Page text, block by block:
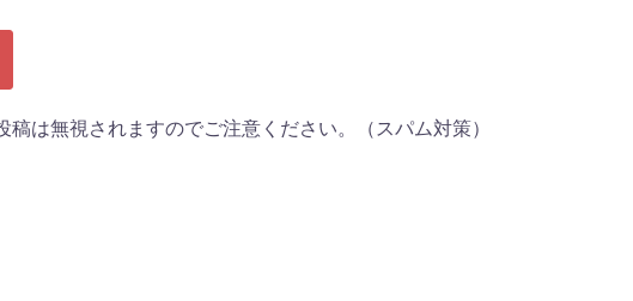
稿は無視されますのでご注意ください。（スパム対策）